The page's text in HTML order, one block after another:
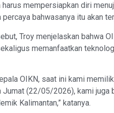
mempersiapkan diri
bahwasanya itu akan
Troy menjelaskan bahwa
memanfaatkan
OIKN, saat ini kami
Jumat (22/05/2026), kami juga
Kalimantan,” katanya.